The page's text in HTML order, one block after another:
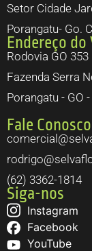
Setor Cidade
Porangatu- Go.
Endereço
Rodovia GO
Fazenda Serra
Porangatu - GO
Fale Conosco
(62) 3362-1814
Siga-nos
Instagram
Facebook
YouTube